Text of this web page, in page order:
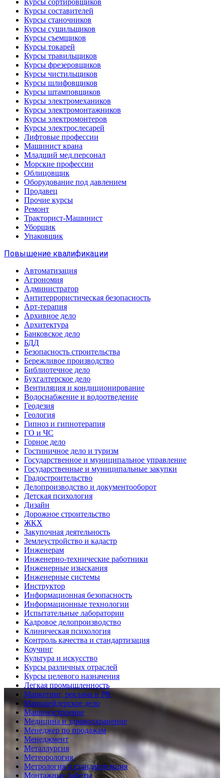
Курсы сортировщиков
Курсы составителей
Курсы станочников
Курсы сушильщиков
Курсы съемщиков
Курсы токарей
Курсы травильщиков
Курсы фрезеровщиков
Курсы чистильщиков
Курсы шлифовщиков
Курсы штамповщиков
Курсы электромехаников
Курсы электромонтажников
Курсы электромонтеров
Курсы электрослесарей
Лифтовые профессии
Машинист крана
Младщий мед.персонал
Морские профессии
Облицовщик
Оборудование под давлением
Продавец
Прочие курсы
Ремонт
Тракторист-Машинист
Уборщик
Упаковщик
Повышение квалификации
Автоматизация
Агрономия
Администратор
Антитеррористическая безопасность
Арт-терапия
Архивное дело
Архитектура
Банковское дело
БДД
Безопасность строительства
Бережливое производство
Библиотечное дело
Бухгалтерское дело
Вентиляция и кондиционирование
Водоснабжение и водоотведение
Геодезия
Геология
Гипноз и гипнотерапия
ГО и ЧС
Горное дело
Гостиничное дело и туризм
Государственное и муниципальное управление
Государственные и муниципальные закупки
Градостроительство
Делопроизводство и документооборот
Детская психология
Дизайн
Дорожное строительство
ЖКХ
Закупочная деятельность
Землеустройство и кадастр
Инженерам
Инженерно-технические работники
Инженерные изыскания
Инженерные системы
Инструктор
Информационная безопасность
Информационные технологии
Испытательные лаборатории
Кадровое делопроизводство
Клиническая психология
Контроль качества и стандартизация
Коучинг
Культура и искусство
Курсы различных отраслей
Курсы целевого назначения
Легкая промышленность
Маркетинг, реклама и PR
Маркшейдерское дело
Машиностроение
Медицина и здравоохранение
Менеджер по продажам
Менеджмент
Металлургия
Метеорология
Метрология и стандартизация
Монтажные работы